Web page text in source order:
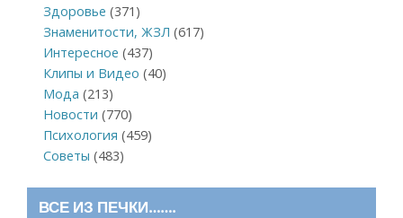
Здоровье (371)
Знаменитости, ЖЗЛ (617)
Интересное (437)
Клипы и Видео (40)
Мода (213)
Новости (770)
Психология (459)
Советы (483)
ВСЕ ИЗ ПЕЧКИ…….